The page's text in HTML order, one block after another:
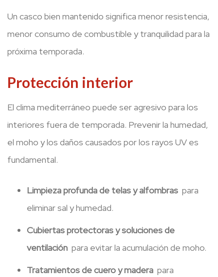
Un casco bien mantenido significa menor resistencia,
menor consumo de combustible y tranquilidad para la
próxima temporada.
Protección interior
El clima mediterráneo puede ser agresivo para los
interiores fuera de temporada. Prevenir la humedad,
el moho y los daños causados ​​por los rayos UV es
fundamental.
Limpieza profunda de telas y alfombras para
eliminar sal y humedad.
Cubiertas protectoras y soluciones de
ventilación para evitar la acumulación de moho.
Tratamientos de cuero y madera para